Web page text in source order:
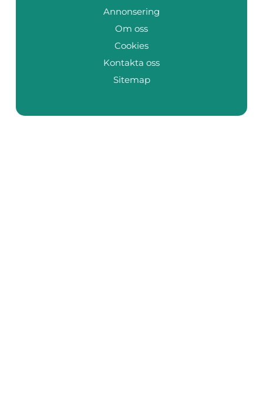
Annonsering
Om oss
Cookies
Kontakta oss
Sitemap